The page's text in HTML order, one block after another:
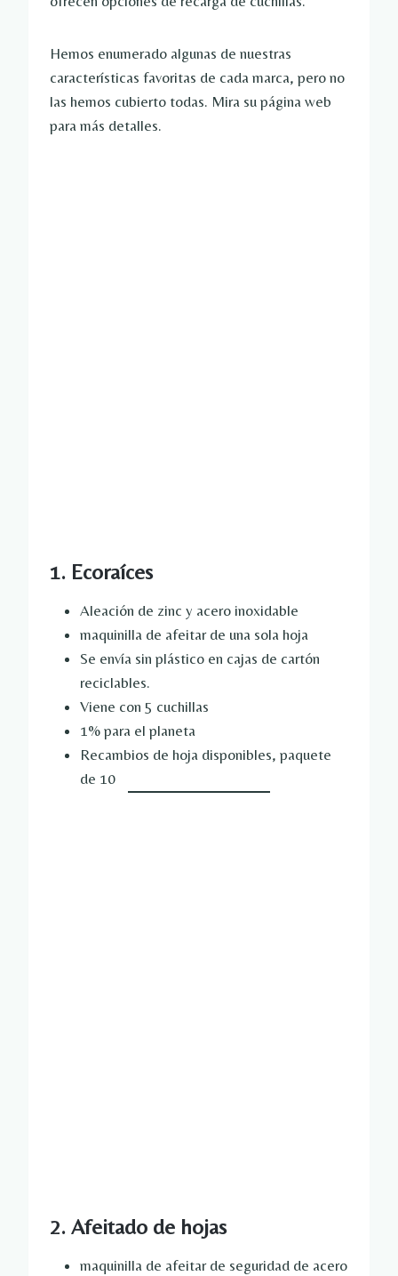
Hemos enumerado algunas de nuestras
características favoritas de cada marca, pero no
las hemos cubierto todas. Mira su página web
para más detalles.
1. Ecoraíces
Aleación de zinc y acero inoxidable
maquinilla de afeitar de una sola hoja
Se envía sin plástico en cajas de cartón
reciclables.
Viene con 5 cuchillas
1% para el planeta
Recambios de hoja disponibles, paquete
de 10
2. Afeitado de hojas
maquinilla de afeitar de seguridad de acero